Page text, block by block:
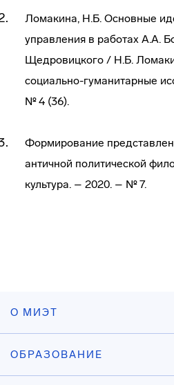
Ломакина, Н.Б. Основные
управления в работах А.А.
Щедровицкого / Н.Б.
социально-гуманитарные
№ 4 (36).
Формирование
античной политической
культура. – 2020. – № 7.
О МИЭТ
ОБРАЗОВАНИЕ